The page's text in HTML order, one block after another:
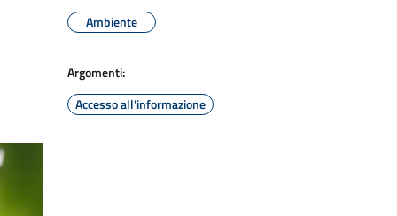
Ambiente
Argomenti:
Accesso all'informazione